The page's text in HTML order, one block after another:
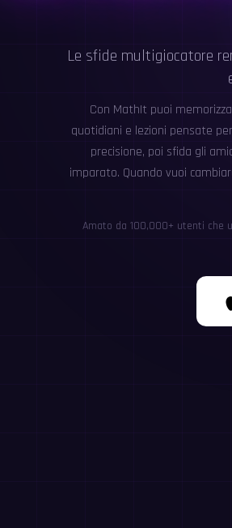
Le sfide multigiocatore
Con MathIt puoi
quotidiani e lezioni pensate
precisione, poi sfida gli
imparato. Quando vuoi
Amato da 100,000+ utenti che